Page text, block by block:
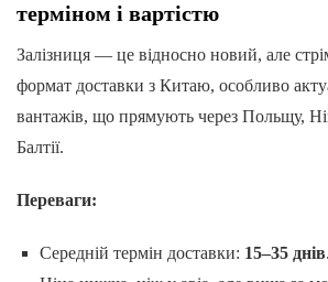
терміном і вартістю
Залізниця — це відносно новий, але
формат доставки з Китаю, особливо
вантажів, що прямують через Польщу,
Балтії.
Переваги:
Середній термін доставки: 15–35 днів.